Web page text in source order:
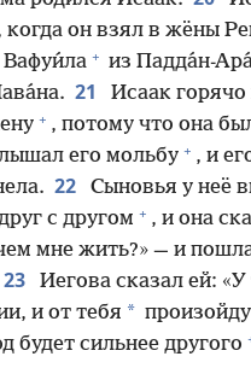
когда он взял в жёны
Вафуи́ла + из Падда́н-
21
Исаак
+ , потому что она
его мольбу + , и
22
Сыновья у неё
с другом + , и она
мне жить?» — и
23 Иегова сказал ей:
и от тебя *
будет сильнее другого